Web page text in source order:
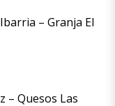
– Granja El
– Quesos Las